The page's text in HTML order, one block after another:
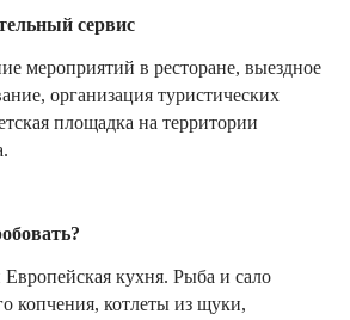
сервис
мероприятий в ресторане, выездное
организация туристических
площадка на территории
Европейская кухня. Рыба и сало
копчения, котлеты из щуки,